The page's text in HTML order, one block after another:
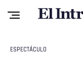
ESPECTÁCULO